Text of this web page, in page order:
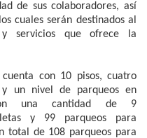
de sus colaboradores, así
cuales serán destinados al
y servicios que ofrece la
con 10 pisos, cuatro
y un nivel de parqueos en
una cantidad de 9
y 99 parqueos para
total de 108 parqueos para